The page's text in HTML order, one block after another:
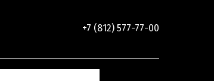
+7 (812) 577-77-00